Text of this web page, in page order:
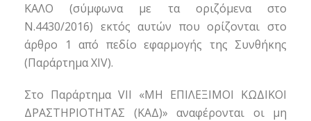
ΚΑΛΟ (σύμφωνα με τα οριζόμενα στο
Ν.4430/2016) εκτός αυτών που ορίζονται στο
άρθρο 1 από πεδίο εφαρμογής της Συνθήκης
(Παράρτημα XIV).
Στο Παράρτημα VII «ΜΗ ΕΠΙΛΕΞΙΜΟΙ ΚΩΔΙΚΟΙ
ΔΡΑΣΤΗΡΙΟΤΗΤΑΣ (ΚΑΔ)» αναφέρονται οι μη